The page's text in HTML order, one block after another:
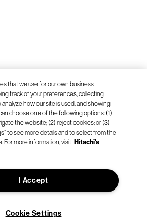
： +1.408.324.0920
我们的位置
。保留所有权利。
that we use for our own business
track of your preferences, collecting
how our site is used, and showing
choose one of the following options: (1)
the website; (2) reject cookies; or (3)
to see more details and to select from the
For more information, visit Hitachi's
I Accept
Cookie Settings